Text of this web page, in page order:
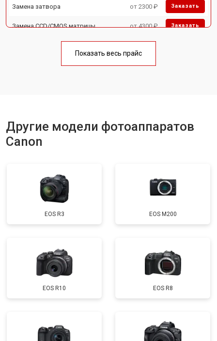
Замена затвора от 2300 ₽ Заказать
Замена CCD/CMOS матрицы от 4300 ₽ Заказать
Чистка матрицы от 3100 ₽
Показать весь прайс
Другие модели фотоаппаратов
Canon
EOS R3 EOS M200
EOS R10 EOS R8